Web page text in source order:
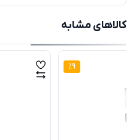
کالاهای مشابه
9
%